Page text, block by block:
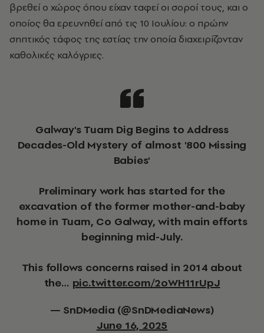
βρεθεί ο χώρος όπου είχαν ταφεί οι σοροί τους, και ο
οποίος θα ερευνηθεί από τις 10 Ιουλίου: ο πρώην
σηπτικός τάφος της εστίας την οποία διαχειρίζονταν
καθολικές καλόγριες.
Galway's Tuam Dig Begins to Address
Decades-Old Mystery of almost '800 Missing
Babies'
Preliminary work has started for the
excavation of the former mother-and-baby
home in Tuam, Co Galway, with main efforts
beginning mid-July.
This follows concerns raised in 2014 about
the… pic.twitter.com/2oWH11rUpJ
— SnDMedia (@SnDMediaNews)
June 16, 2025